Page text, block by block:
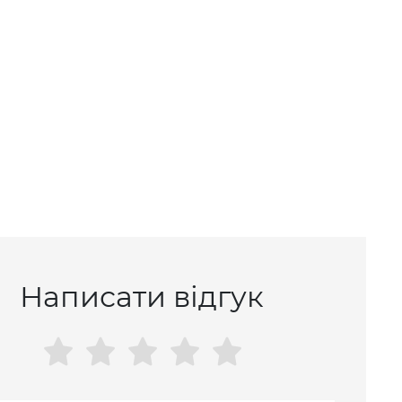
Написати відгук